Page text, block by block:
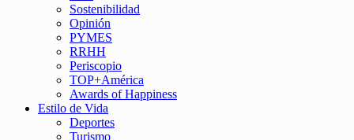
Sostenibilidad
Opinión
PYMES
RRHH
Periscopio
TOP+América
Awards of Happiness
Estilo de Vida
Deportes
Turismo